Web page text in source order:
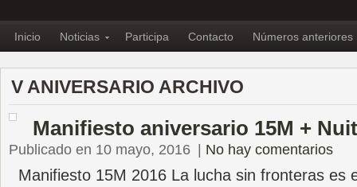
Inicio Noticias Participa Contacto Números anteriores
V ANIVERSARIO ARCHIVO
Manifiesto aniversario 15M +
Publicado en 10 mayo, 2016 No hay comentarios
Manifiesto 15M 2016 La lucha sin fronteras es